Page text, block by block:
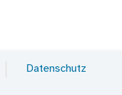
Datenschutz